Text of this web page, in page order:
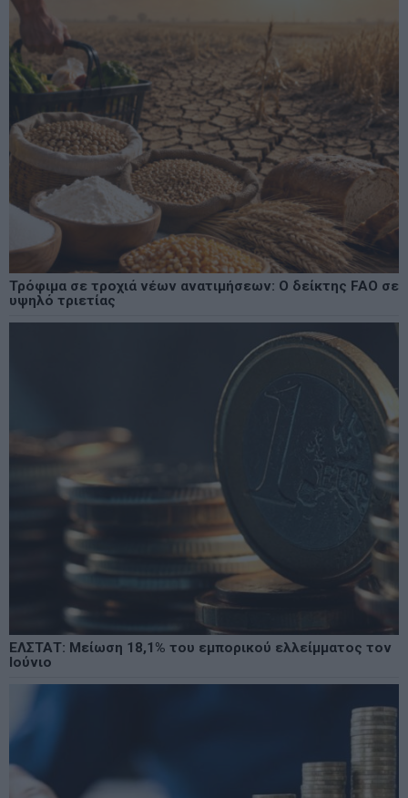
Τρόφιμα σε τροχιά νέων ανατιμήσεων: Ο δείκτης FAO σε
υψηλό τριετίας
ΕΛΣΤΑΤ: Μείωση 18,1% του εμπορικού ελλείμματος τον
Ιούνιο